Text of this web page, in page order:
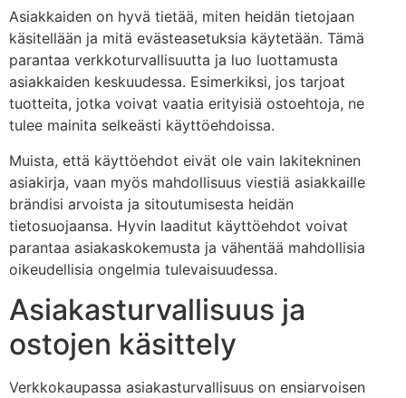
Asiakkaiden on hyvä tietää, miten heidän tietojaan
käsitellään ja mitä evästeasetuksia käytetään. Tämä
parantaa verkkoturvallisuutta ja luo luottamusta
asiakkaiden keskuudessa. Esimerkiksi, jos tarjoat
tuotteita, jotka voivat vaatia erityisiä ostoehtoja, ne
tulee mainita selkeästi käyttöehdoissa.
Muista, että käyttöehdot eivät ole vain lakitekninen
asiakirja, vaan myös mahdollisuus viestiä asiakkaille
brändisi arvoista ja sitoutumisesta heidän
tietosuojaansa. Hyvin laaditut käyttöehdot voivat
parantaa asiakaskokemusta ja vähentää mahdollisia
oikeudellisia ongelmia tulevaisuudessa.
Asiakasturvallisuus ja
ostojen käsittely
Verkkokaupassa asiakasturvallisuus on ensiarvoisen